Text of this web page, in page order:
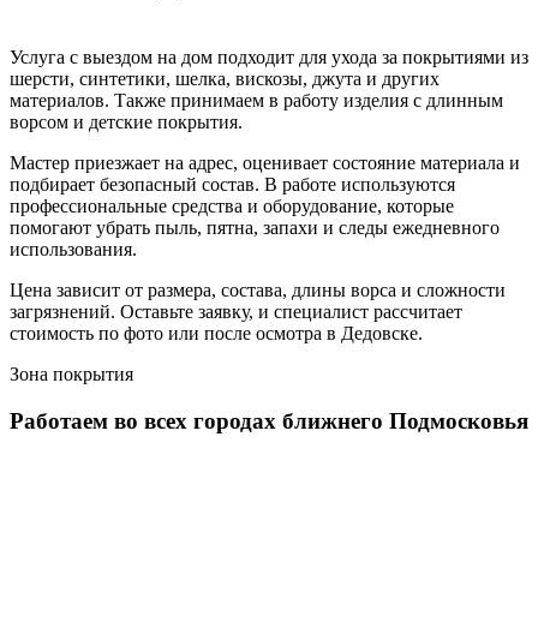
Услуга с выездом на дом подходит для ухода за покрытиями из
шерсти, синтетики, шелка, вискозы, джута и других
материалов. Также принимаем в работу изделия с длинным
ворсом и детские покрытия.
Мастер приезжает на адрес, оценивает состояние материала и
подбирает безопасный состав. В работе используются
профессиональные средства и оборудование, которые
помогают убрать пыль, пятна, запахи и следы ежедневного
использования.
Цена зависит от размера, состава, длины ворса и сложности
загрязнений. Оставьте заявку, и специалист рассчитает
стоимость по фото или после осмотра в Дедовске.
Зона покрытия
Работаем во всех городах ближнего Подмосковья